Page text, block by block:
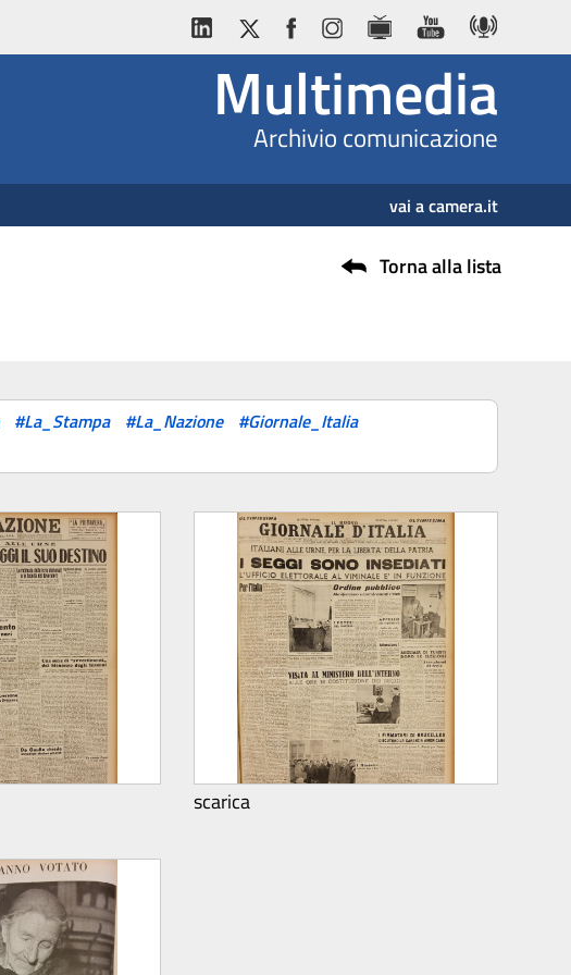
Multimedia
Archivio comunicazione
vai a camera.it
Torna alla lista
#La_Stampa #La_Nazione
#Giornale_Italia
scarica